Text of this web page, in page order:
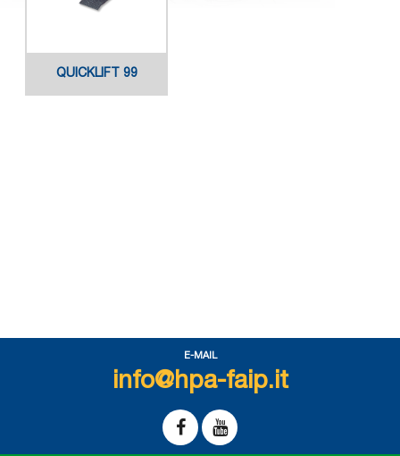
QUICKLIFT 99
E-MAIL
info@hpa-faip.it